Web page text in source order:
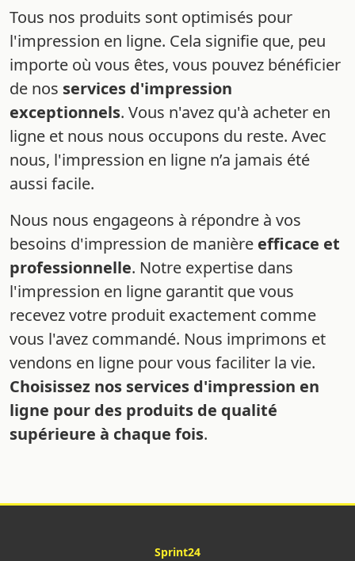
Tous nos produits sont optimisés pour
l'impression en ligne. Cela signifie que, peu
importe où vous êtes, vous pouvez bénéficier
de nos services d'impression
exceptionnels. Vous n'avez qu'à acheter en
ligne et nous nous occupons du reste. Avec
nous, l'impression en ligne n’a jamais été
aussi facile.
Nous nous engageons à répondre à vos
besoins d'impression de manière efficace et
professionnelle. Notre expertise dans
l'impression en ligne garantit que vous
recevez votre produit exactement comme
vous l'avez commandé. Nous imprimons et
vendons en ligne pour vous faciliter la vie.
Choisissez nos services d'impression en
ligne pour des produits de qualité
supérieure à chaque fois.
Sprint24